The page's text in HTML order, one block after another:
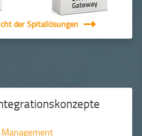
der Spitallösungen
Management